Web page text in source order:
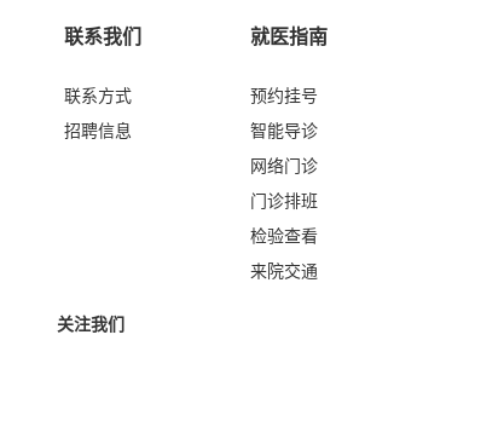
联系我们
联系方式
招聘信息
就医指南
预约挂号
智能导诊
网络门诊
门诊排班
检验查看
来院交通
关注我们